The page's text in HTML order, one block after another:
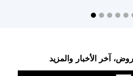
آخر الأخبار والمزيد